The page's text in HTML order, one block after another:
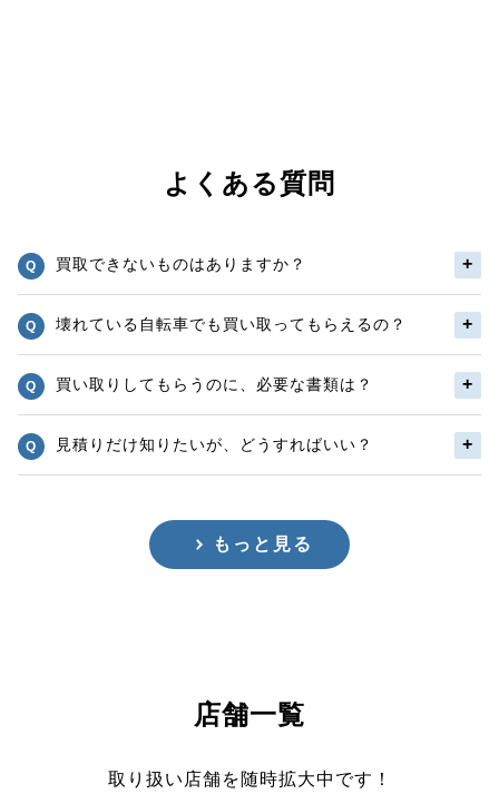
よくある質問
買取できないものはありますか？
壊れている自転車でも買い取ってもらえるの？
買い取りしてもらうのに、必要な書類は？
見積りだけ知りたいが、どうすればいい？
もっと見る
店舗一覧
取り扱い店舗を随時拡大中です！